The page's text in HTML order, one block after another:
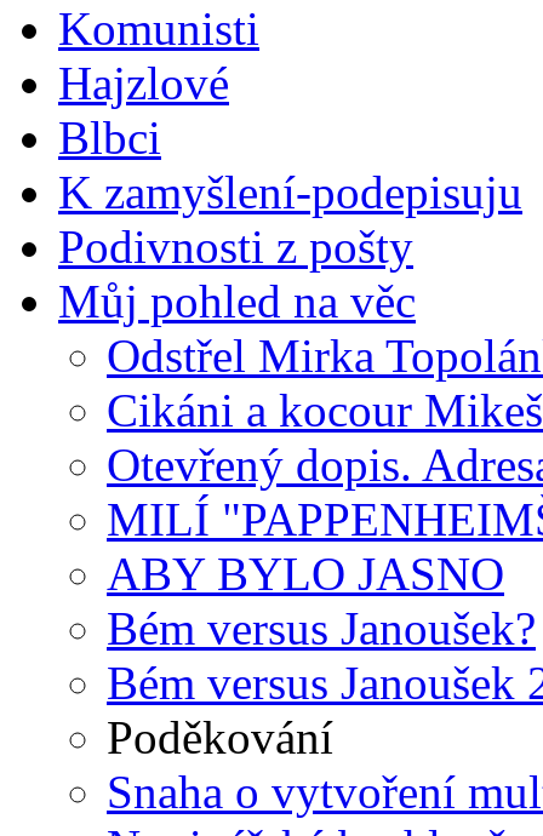
Komunisti
Hajzlové
Blbci
K zamyšlení-podepisuju
Podivnosti z pošty
Můj pohled na věc
Odstřel Mirka
Cikáni a kocour Mikeš
Otevřený dopis.
MILÍ
ABY BYLO JASNO
Bém versus Janoušek?
Bém versus Janoušek
Poděkování
Snaha o vytvoření